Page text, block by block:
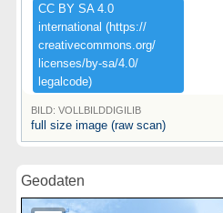
CC ​BY ​SA ​4.​0 ​
international ​(​https:​/​/​
creativecommons.​org/​
licenses/​by-​sa/​4.​0/​
legalcode)​
BILD: VOLLBILDDIGILIB
full size image (raw scan)
Geodaten